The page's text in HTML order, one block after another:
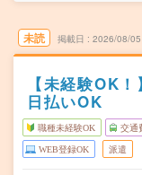
未読 掲載日 2026/08/05
【未経験OK
日払いOK
職種未経験OK 交通
WEB登録OK 派遣